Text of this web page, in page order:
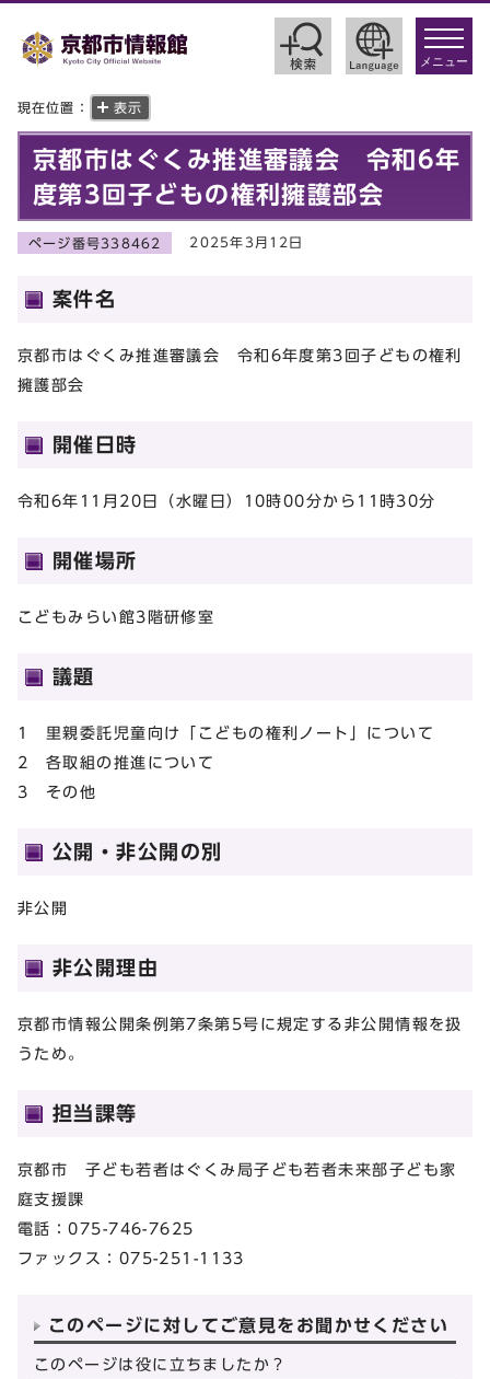
toggle
メニュー
現在位置： 表示
京都市はぐくみ推進審議会 令和6年
度第3回子どもの権利擁護部会
ページ番号338462 2025年3月12日
案件名
京都市はぐくみ推進審議会 令和6年度第3回子どもの権利
擁護部会
開催日時
令和6年11月20日（水曜日）10時00分から11時30分
開催場所
こどもみらい館3階研修室
議題
1 里親委託児童向け「こどもの権利ノート」について
2 各取組の推進について
3 その他
公開・非公開の別
非公開
非公開理由
京都市情報公開条例第7条第5号に規定する非公開情報を扱
うため。
担当課等
京都市 子ども若者はぐくみ局子ども若者未来部子ども家
庭支援課
電話：075-746-7625
ファックス：075-251-1133
このページに対してご意見をお聞かせください
このページは役に立ちましたか？